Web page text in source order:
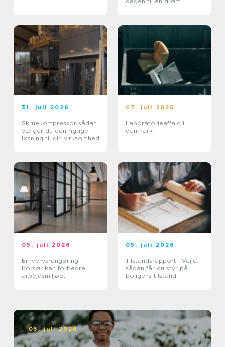
31. juli 2026
Skruekompressor sådan
vælger du den rigtige
løsning til din virksomhed
07. juli 2026
Laboratorieaffald i
danmark
05. juli 2026
Erhvervsrengøring i
Korsør kan forbedre
arbejdsmiljøet
05. juli 2026
Tilstandsrapport i Vejle:
sådan får du styr på
boligens tilstand
05. juli 2026